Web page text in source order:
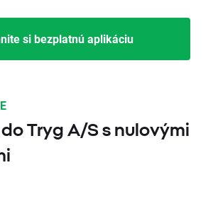
si bezplatnú aplikáciu
Tryg A/S s nulovými